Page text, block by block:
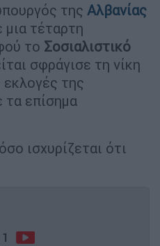
της Αλβανίας
τέταρτη
το Σοσιαλιστικό
σφράγισε τη νίκη
εκλογές της
επίσημα
ισχυρίζεται ότι